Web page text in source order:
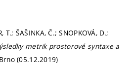
T.; ŠAŠINKA, Č.; SNOPKOVÁ, D.;
metrik prostorové syntaxe a
(05.12.2019)